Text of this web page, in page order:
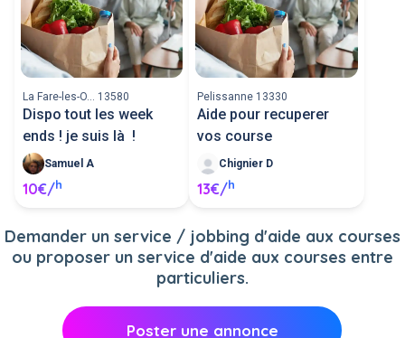
La Fare-les-O... 13580
Dispo tout les week
ends ! je suis là !
Samuel A
10€/h
Pelissanne 13330
Aide pour recuperer
vos course
Chignier D
13€/h
Demander un service / jobbing d'aide aux courses
ou proposer un service d'aide aux courses entre
particuliers.
Poster une annonce